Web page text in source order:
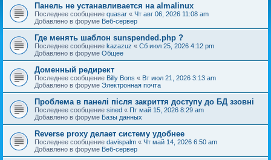
Панель не устанавливается на almalinux
Последнее сообщение quasar « Чт авг 06, 2026 11:08 am
Добавлено в форуме Веб-сервер
Где менять шаблон sunspended.php ?
Последнее сообщение kazazuz « Сб июл 25, 2026 4:12 pm
Добавлено в форуме Общее
Доменный редирект
Последнее сообщение Billy Bons « Вт июл 21, 2026 3:13 am
Добавлено в форуме Электронная почта
Проблема в панелі після закриття доступу до БД ззовні
Последнее сообщение sined « Пт май 15, 2026 8:29 am
Добавлено в форуме Базы данных
Reverse proxy делает систему удобнее
Последнее сообщение davispalm « Чт май 14, 2026 6:50 am
Добавлено в форуме Веб-сервер